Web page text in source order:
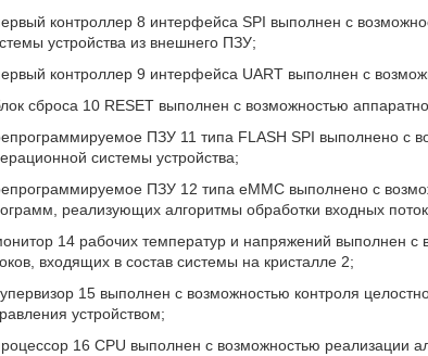
контроллер 8 интерфейса SPI выполнен с
устройства из внешнего ПЗУ;
контроллер 9 интерфейса UART выполнен с
сброса 10 RESET выполнен с возможностью
ПЗУ 11 типа FLASH SPI выполнено с
системы устройства;
ПЗУ 12 типа еММС выполнено с
реализующих алгоритмы обработки входных
14 рабочих температур и напряжений выполнен
входящих в состав системы на кристалле 2;
15 выполнен с возможностью контроля
устройством;
16 CPU выполнен с возможностью реализации